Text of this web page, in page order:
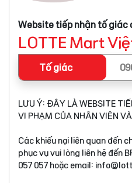
Website tiếp nhận tố giác
LOTTE Mart
Tố giác
LƯU Ý: ĐÂY LÀ WEBSITE
VI PHẠM CỦA NHÂN VIÊN
Các khiếu nại liên quan đến
phục vụ vui lòng liên hệ đến
057 057 hoặc email: